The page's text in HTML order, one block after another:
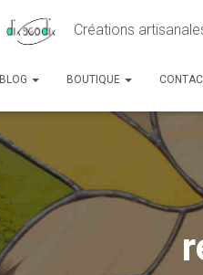
Créations
BLOG BOUTIQUE